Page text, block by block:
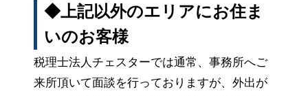
◆上記以外のエリアにお住ま
いのお客様
税理士法人チェスターでは通常、事務所へご
来所頂いて面談を行っておりますが、外出が